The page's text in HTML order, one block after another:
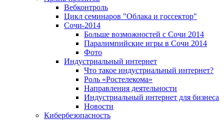
Вебконтроль
Цикл семинаров "Облака и госсектор"
Сочи-2014
Больше возможностей с Сочи 2014
Паралимпийские игры в Сочи 2014
Фото
Индустриальный интернет
Что такое индустриальный интернет?
Роль «Ростелекома»
Направления деятельности
Индустриальный интернет для бизнеса
Новости
Кибербезопасность